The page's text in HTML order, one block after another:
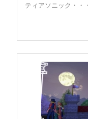
ティアソニック・